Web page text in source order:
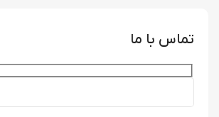
تماس با ما